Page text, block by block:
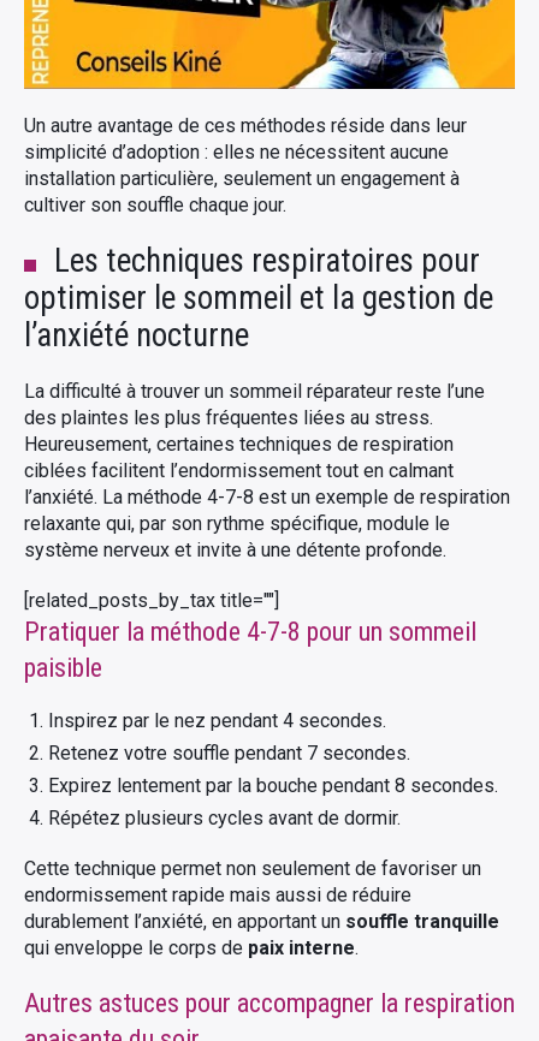
Un autre avantage de ces méthodes réside dans leur
simplicité d’adoption : elles ne nécessitent aucune
installation particulière, seulement un engagement à
cultiver son souffle chaque jour.
Les techniques respiratoires pour
optimiser le sommeil et la gestion de
l’anxiété nocturne
La difficulté à trouver un sommeil réparateur reste l’une
des plaintes les plus fréquentes liées au stress.
Heureusement, certaines techniques de respiration
ciblées facilitent l’endormissement tout en calmant
l’anxiété. La méthode 4-7-8 est un exemple de respiration
relaxante qui, par son rythme spécifique, module le
système nerveux et invite à une détente profonde.
[related_posts_by_tax title=""]
Pratiquer la méthode 4-7-8 pour un sommeil
paisible
Inspirez par le nez pendant 4 secondes.
Retenez votre souffle pendant 7 secondes.
Expirez lentement par la bouche pendant 8 secondes.
Répétez plusieurs cycles avant de dormir.
Cette technique permet non seulement de favoriser un
endormissement rapide mais aussi de réduire
durablement l’anxiété, en apportant un souffle tranquille
qui enveloppe le corps de paix interne.
Autres astuces pour accompagner la respiration